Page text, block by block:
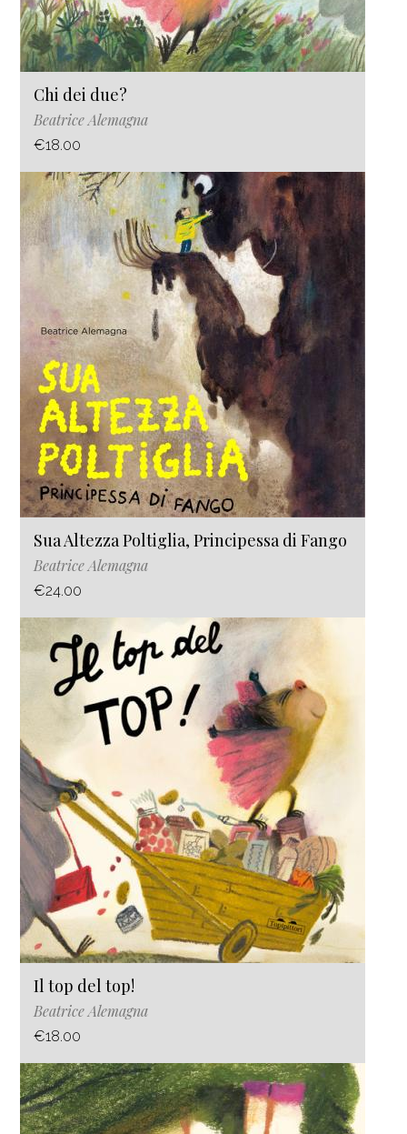
Chi dei due?
Beatrice Alemagna
€18.00
Sua Altezza Poltiglia, Principessa di Fango
Beatrice Alemagna
€24.00
Il top del top!
Beatrice Alemagna
€18.00